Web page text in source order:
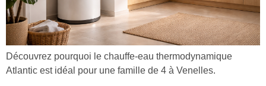
Découvrez pourquoi le chauffe-eau thermodynamique
Atlantic est idéal pour une famille de 4 à Venelles.